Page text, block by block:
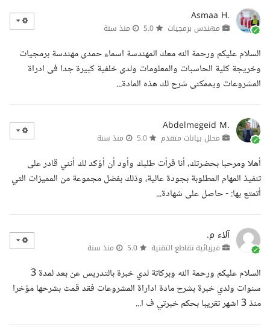
Asmaa H.
مهندس برمجيات منذ سنة
السلام عليكم ورحمة الله معك المهندسة اسماء حمدى مهندسة برمجيات
وخريجة كلية الحاسبات والمعلومات ولدى خلفية كبيرة جدا فى ادراة
المشروعات ويممكنى شرح لك هذه المادة...
Abdelmegeid M.
محلل بيانات متقدم منذ سنة
أهلا ومرحبا بحضرتك، أنا قرأت طلبك وأود أن أؤكد لك أنني قادر على
تنفيذ المهام المطلوبة بجودة عالية، وذلك بفضل مجموعة من المميزات التي
أتمتع بها: - حاصل على شهادة...
آلاء م.
فيزيائية تقاطع التقنية منذ سنة
السلام عليكم ورحمة الله وبركاتة لدي خبرة بالتدريس عن بعد لمدة 3
سنوات ولدي خبرة بشرح مادة اداراة المشروعات فقد قمت بشرحها مؤخرا
منذ 3 اشهر تقريبا بحكم خبرتي ف ا...